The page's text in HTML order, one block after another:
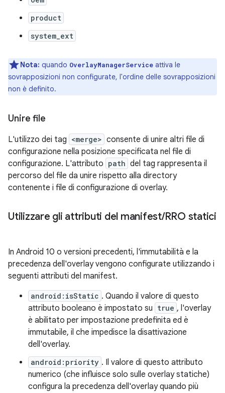
product
system_ext
Nota: quando OverlayManagerService attiva le
sovrapposizioni non configurate, l'ordine delle sovrapposizioni
non è definito.
Unire file
L'utilizzo dei tag <merge> consente di unire altri file di
configurazione nella posizione specificata nel file di
configurazione. L'attributo path del tag rappresenta il
percorso del file da unire rispetto alla directory
contenente i file di configurazione di overlay.
Utilizzare gli attributi del manifest/RRO statici
In Android 10 o versioni precedenti, l'immutabilità e la
precedenza dell'overlay vengono configurate utilizzando i
seguenti attributi del manifest.
android:isStatic . Quando il valore di questo
attributo booleano è impostato su true , l'overlay
è abilitato per impostazione predefinita ed è
immutabile, il che impedisce la disattivazione
dell'overlay.
android:priority . Il valore di questo attributo
numerico (che influisce solo sulle overlay statiche)
configura la precedenza dell'overlay quando più